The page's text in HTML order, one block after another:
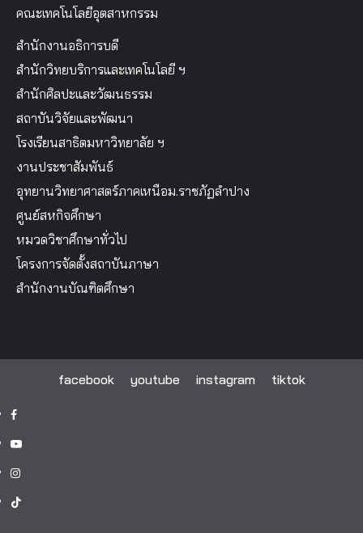
คณะเทคโนโลยีอุตสาหกรรม
สำนักงานอธิการบดี
สำนักวิทยบริการและเทคโนโลยี ฯ
สำนักศิลปะและวัฒนธรรม
สถาบันวิจัยและพัฒนา
โรงเรียนสาธิตมหาวิทยาลัย ฯ
งานประชาสัมพันธ์
อุทยานวิทยาศาสตร์ภาคเหนือม.ราชภัฏลำปาง
ศูนย์สหกิจศึกษา
หมวดวิชาศึกษาทั่วไป
โครงการจัดตั้งสถาบันภาษา
สำนักงานบัณฑิตศึกษา
facebook youtube instagram tiktok
facebook
youtube
instagram
tiktok